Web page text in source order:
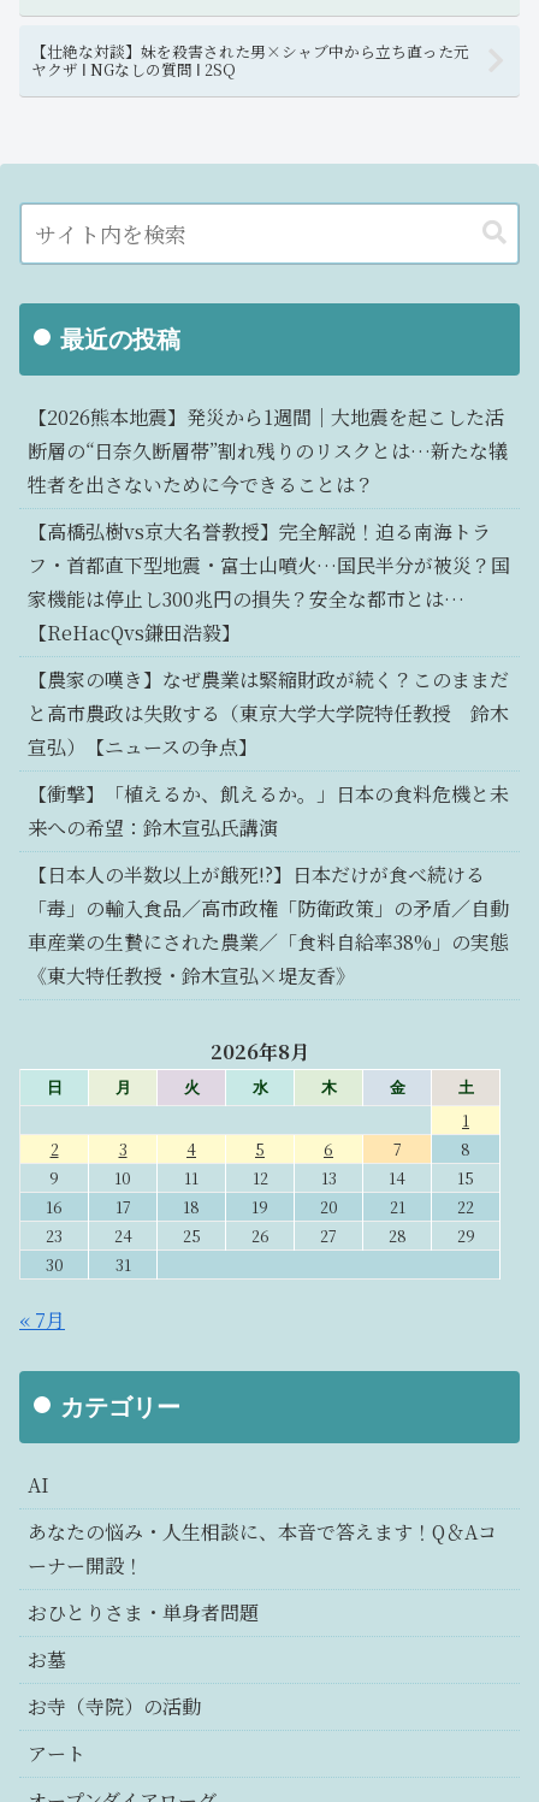
【壮絶な対談】妹を殺害された男×シャブ中から立ち直った元
ヤクザ Ι NGなしの質問 Ι 2SQ
最近の投稿
【2026熊本地震】発災から1週間｜大地震を起こした活
断層の“日奈久断層帯”割れ残りのリスクとは…新たな犠
牲者を出さないために今できることは？
【高橋弘樹vs京大名誉教授】完全解説！迫る南海トラ
フ・首都直下型地震・富士山噴火…国民半分が被災？国
家機能は停止し300兆円の損失？安全な都市とは…
【ReHacQvs鎌田浩毅】
【農家の嘆き】なぜ農業は緊縮財政が続く？このままだ
と高市農政は失敗する（東京大学大学院特任教授 鈴木
宣弘）【ニュースの争点】
【衝撃】「植えるか、飢えるか。」日本の食料危機と未
来への希望：鈴木宣弘氏講演
【日本人の半数以上が餓死!?】日本だけが食べ続ける
「毒」の輸入食品／高市政権「防衛政策」の矛盾／自動
車産業の生贄にされた農業／「食料自給率38%」の実態
《東大特任教授・鈴木宣弘×堤友香》
2026年8月
日 月 火 水 木 金 土
1
2
3 4 5 6 7
8
9
10 11 12 13 14
15
16
17 18 19 20 21
22
23
24 25 26 27 28
29
30
31
« 7月
カテゴリー
AI
あなたの悩み・人生相談に、本音で答えます！Q＆Aコ
ーナー開設！
おひとりさま・単身者問題
お墓
お寺（寺院）の活動
アート